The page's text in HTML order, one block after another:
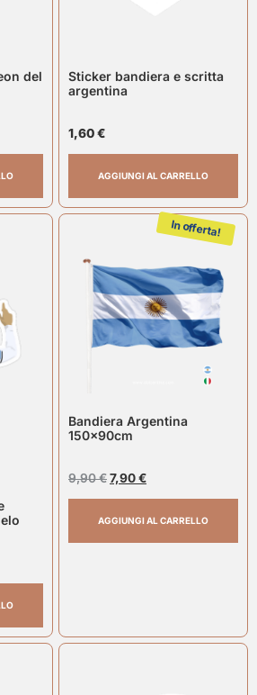
del
Sticker bandiera e scritta
argentina
1,60€
AGGIUNGI AL CARRELLO
In offerta!
Bandiera Argentina
150x90cm
9,90€7,90€
AGGIUNGI AL CARRELLO